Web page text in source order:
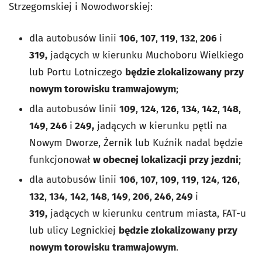
Strzegomskiej i Nowodworskiej:
dla autobusów linii 106,107,119,132,206 i
319, jadących w kierunku Muchoboru Wielkiego
lub Portu Lotniczego będzie zlokalizowany przy
nowym torowisku tramwajowym;
dla autobusów linii 109,124,126,134,142,148,
149,246 i 249, jadących w kierunku pętli na
Nowym Dworze, Żernik lub Kuźnik nadal będzie
funkcjonowałw obecnej lokalizacji przy jezdni;
dla autobusów linii 106,107,109,119,124,126,
132,134, 142,148,149,206,246,249 i
319, jadących w kierunku centrum miasta, FAT-u
lub ulicy Legnickiej będzie zlokalizowany przy
nowym torowisku tramwajowym.